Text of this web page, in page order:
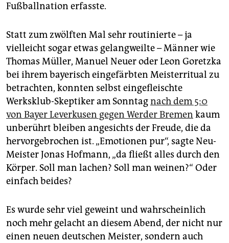
Fußballnation erfasste.
Statt zum zwölften Mal sehr routinierte – ja
vielleicht sogar etwas gelangweilte – Männer wie
Thomas Müller, Manuel Neuer oder Leon Goretzka
bei ihrem bayerisch eingefärbten Meisterritual zu
betrachten, konnten selbst eingefleischte
Werksklub-Skeptiker am Sonntagnach dem 5:0
von Bayer Leverkusen gegen Werder Bremen kaum
unberührt bleiben angesichts der Freude, die da
hervorgebrochen ist. „Emotionen pur“, sagte Neu-
Meister Jonas Hofmann, „da fließt alles durch den
Körper. Soll man lachen? Soll man weinen?“ Oder
einfach beides?
Es wurde sehr viel geweint und wahrscheinlich
noch mehr gelacht an diesem Abend, der nicht nur
einen neuen deutschen Meister, sondern auch